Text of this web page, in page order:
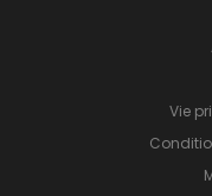
Vie